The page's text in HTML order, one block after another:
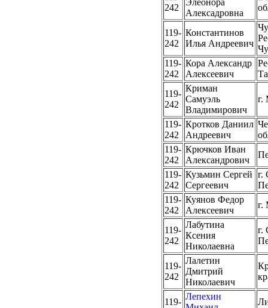
242
Элеонора
Алексадровна
119-
242
Константинов
Илья Андреевич
119-
242
Кора Александр
Алексеевич
119-
242
Криман
Самуэль
Владимирович
г.
119-
242
Кротков Даниил
Андреевич
119-
242
Крючков Иван
Александрович
119-
242
Кузьмин Сергей
Сергеевич
г.
119-
242
Куянов Федор
Алексеевич
г.
119-
242
Лабутина
Ксения
Николаевна
г.
119-
242
Лалетин
Дмитрий
Николаевич
119-
Лепехин